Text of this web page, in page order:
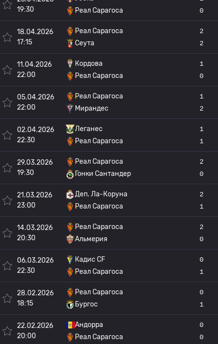
19:30
Реал Сарагоса
0
18.04.2026
17:15
Реал Сарагоса
Сеута
2
2
11.04.2026
22:00
Кордова
Реал Сарагоса
1
0
05.04.2026
22:00
Реал Сарагоса
Мирандес
1
2
02.04.2026
22:30
Леганес
Реал Сарагоса
1
1
29.03.2026
19:30
Реал Сарагоса
Гонки Сантандер
2
0
21.03.2026
23:00
Деп. Ла-Коруна
Реал Сарагоса
2
1
14.03.2026
20:30
Реал Сарагоса
Альмерия
2
0
06.03.2026
22:30
Кадис CF
Реал Сарагоса
0
1
28.02.2026
18:15
Реал Сарагоса
Бургос
0
1
22.02.2026
20:00
Андорра
Реал Сарагоса
0
0